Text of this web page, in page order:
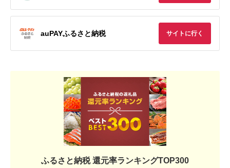
auPAYふるさと納税 サイトに行く
ふるさと納税 還元率ランキングTOP300